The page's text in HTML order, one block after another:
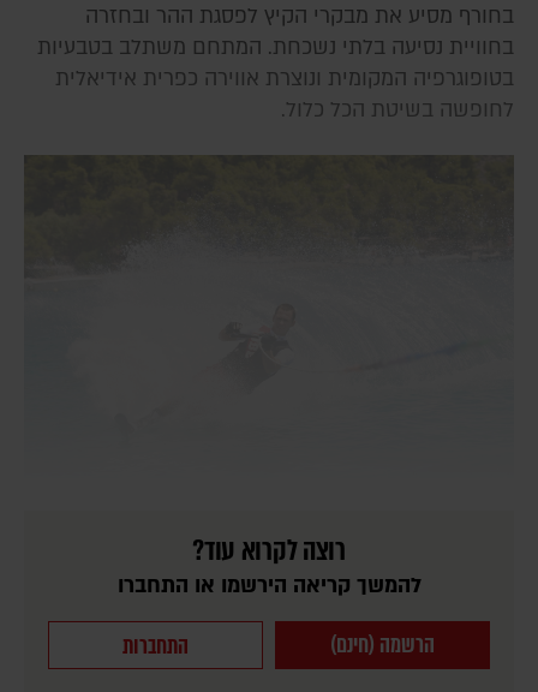
בחורף מסיע את מבקרי הקיץ לפסגת ההר ובחזרה
בחוויית נסיעה בלתי נשכחת. המתחם משתלב בטבעיות
בטופוגרפיה המקומית ונוצרת אווירה כפרית אידיאלית
לחופשה בשיטת הכל כלול.
רוצה לקרוא עוד?
להמשך קריאה הירשמו או התחברו
הרשמה (חינם) התחברות